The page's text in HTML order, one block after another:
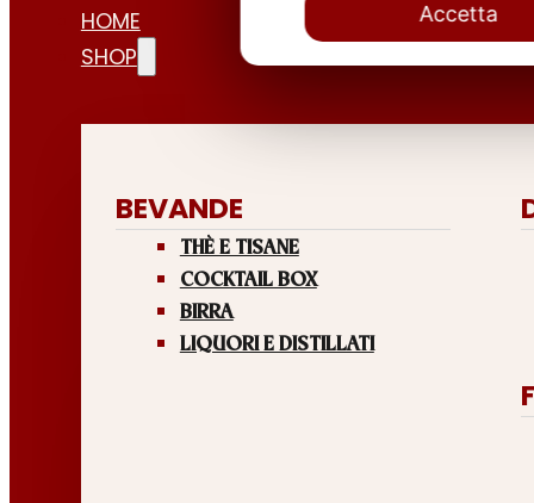
HOME
SHOP
BEVANDE
THÈ E TISANE
COCKTAIL BOX
BIRRA
LIQUORI E DISTILLATI
Accetta